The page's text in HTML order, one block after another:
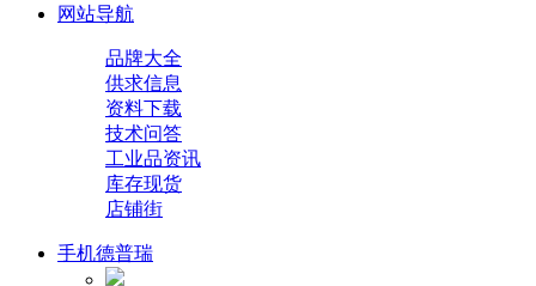
网站导航
品牌大全
供求信息
资料下载
技术问答
工业品资讯
库存现货
店铺街
手机德普瑞